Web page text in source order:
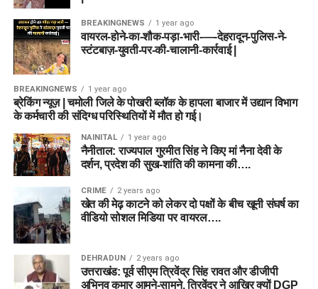
BREAKINGNEWS 1 year ago
वायरल-होने-का-शौक-पड़ा-भारी-—-देहरादून-पुलिस-ने-
स्टंटबाज़-युवती-पर-की-चालानी-कार्रवाई |
BREAKINGNEWS 1 year ago
ब्रेकिंग न्यूज़ | चमोली जिले के पोखरी ब्लॉक के हापला बाजार में उद्यान विभाग
के कर्मचारी की संदिग्ध परिस्थितियों में मौत हो गई।
NAINITAL 1 year ago
नैनीताल: राज्यपाल गुरमीत सिंह ने किए मां नैना देवी के
दर्शन, प्रदेश की सुख-शांति की कामना की….
CRIME 2 years ago
खेत की मेढ़ काटने को लेकर दो पक्षों के बीच खूनी संघर्ष का
वीडियो सोशल मिडिया पर वायरल….
DEHRADUN 2 years ago
उत्तराखंड: पूर्व सीएम त्रिवेंद्र सिंह रावत और डीजीपी
अभिनव कुमार आमने-सामने, त्रिवेंद्र ने आखिर क्यों DGP